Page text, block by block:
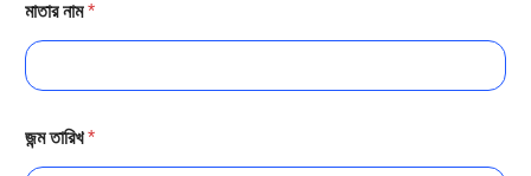
মাতার নাম*
জন্ম তারিখ*